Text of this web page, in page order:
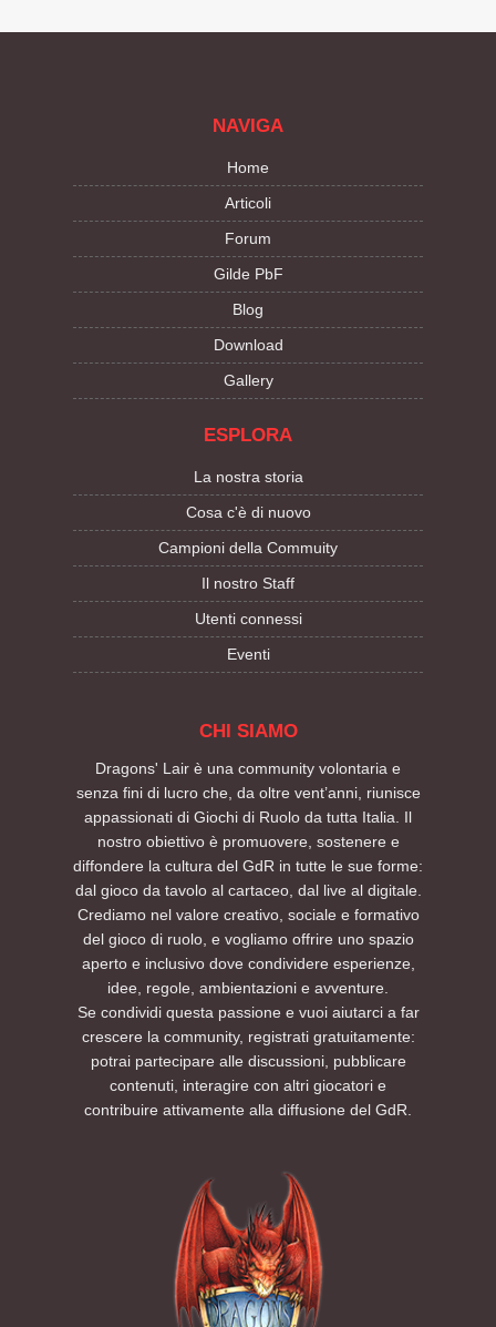
NAVIGA
Home
Articoli
Forum
Gilde PbF
Blog
Download
Gallery
ESPLORA
La nostra storia
Cosa c'è di nuovo
Campioni della Commuity
Il nostro Staff
Utenti connessi
Eventi
CHI SIAMO
Dragons' Lair è una community volontaria e
senza fini di lucro che, da oltre vent’anni, riunisce
appassionati di Giochi di Ruolo da tutta Italia. Il
nostro obiettivo è promuovere, sostenere e
diffondere la cultura del GdR in tutte le sue forme:
dal gioco da tavolo al cartaceo, dal live al digitale.
Crediamo nel valore creativo, sociale e formativo
del gioco di ruolo, e vogliamo offrire uno spazio
aperto e inclusivo dove condividere esperienze,
idee, regole, ambientazioni e avventure.
Se condividi questa passione e vuoi aiutarci a far
crescere la community, registrati gratuitamente:
potrai partecipare alle discussioni, pubblicare
contenuti, interagire con altri giocatori e
contribuire attivamente alla diffusione del GdR.